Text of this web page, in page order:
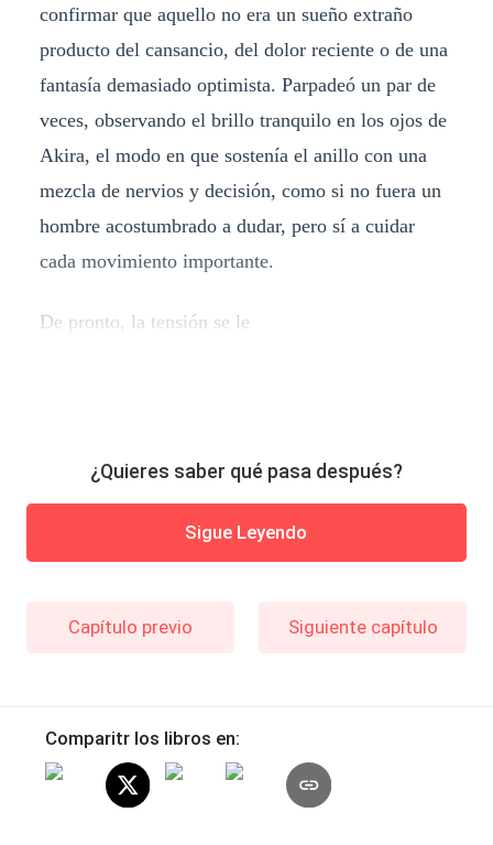
confirmar que aquello no era un sueño extraño
producto del cansancio, del dolor reciente o de una
fantasía demasiado optimista. Parpadeó un par de
veces, observando el brillo tranquilo en los ojos de
Akira, el modo en que sostenía el anillo con una
mezcla de nervios y decisión, como si no fuera un
hombre acostumbrado a dudar, pero sí a cuidar
cada movimiento importante.
De pronto, la tensión se le
¿Quieres saber qué pasa después?
Sigue Leyendo
Capítulo previo Siguiente capítulo
Comparitr los libros en: